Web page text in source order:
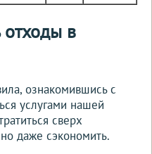
отходы в
ознакомившись с
услугами нашей
сверх
даже сэкономить.